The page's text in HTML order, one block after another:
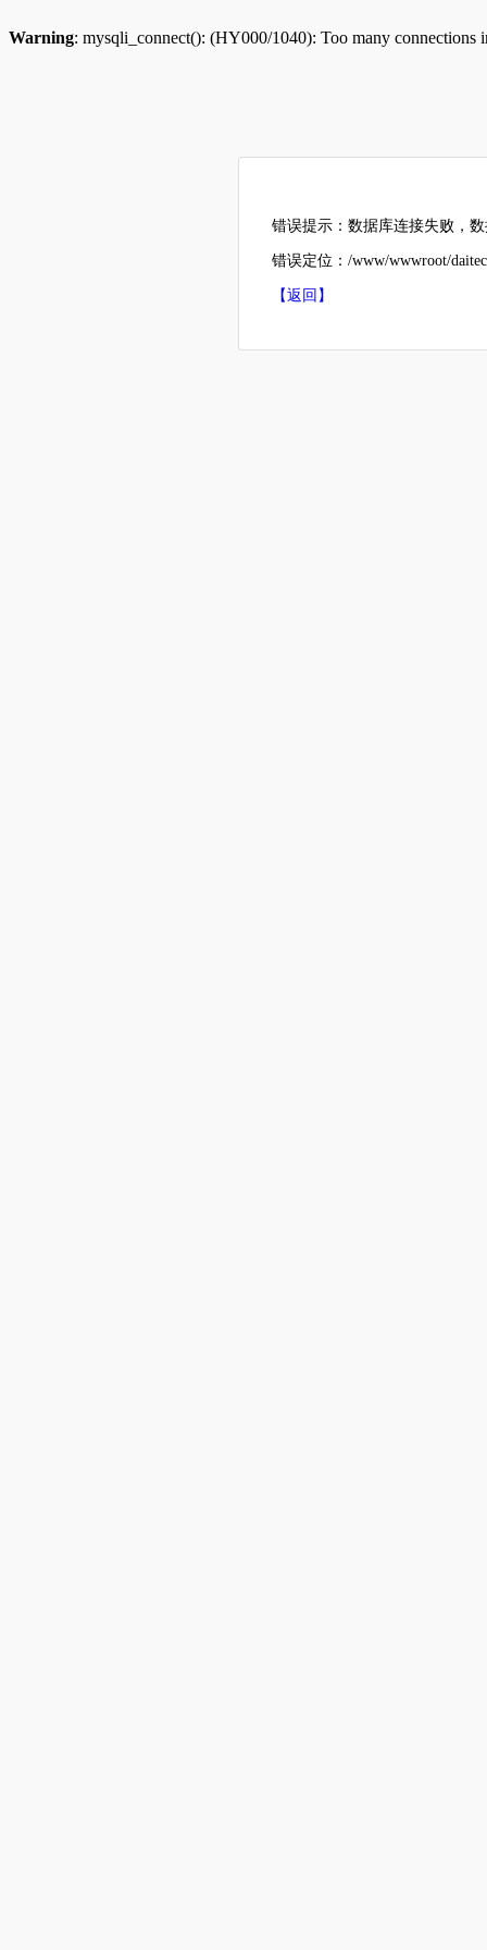
Warning: mysqli_connect(): (HY000/1040): Too many connections
错误提示：数据库连接失败，
错误定位：/www/wwwroot/
【返回】